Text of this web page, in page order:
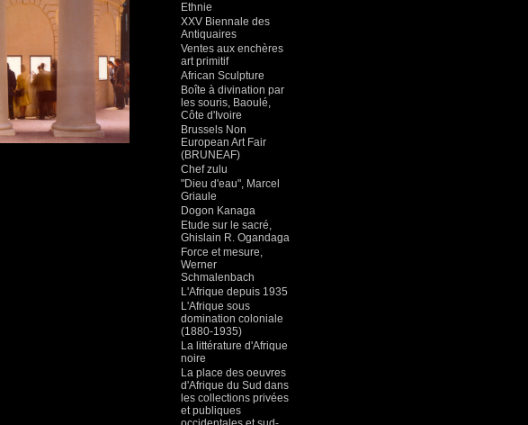
Ethnie
XXV Biennale des
Antiquaires
Ventes aux enchères
art primitif
African Sculpture
Boîte à divination par
les souris, Baoulé,
Côte d'Ivoire
Brussels Non
European Art Fair
(BRUNEAF)
Chef zulu
"Dieu d'eau", Marcel
Griaule
Dogon Kanaga
Etude sur le sacré,
Ghislain R. Ogandaga
Force et mesure,
Werner
Schmalenbach
L'Afrique depuis 1935
L'Afrique sous
domination coloniale
(1880-1935)
La littérature d'Afrique
noire
La place des oeuvres
d'Afrique du Sud dans
les collections privées
et publiques